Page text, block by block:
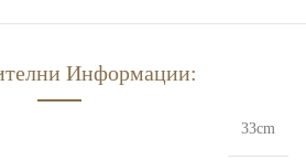
Информации:
33cm